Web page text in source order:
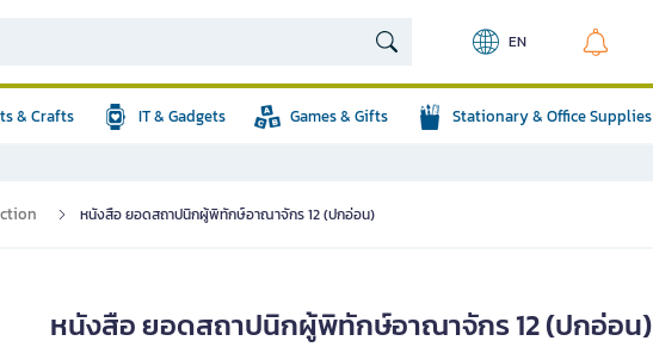
EN
& Crafts IT & Gadgets Games & Gifts Stationary & Office Supplies
หนังสือ ยอดสถาปนิกผู้พิทักษ์อาณาจักร 12 (ปกอ่อน)
หนังสือ ยอดสถาปนิกผู้พิทักษ์อาณาจักร 12 (ปกอ่อน)